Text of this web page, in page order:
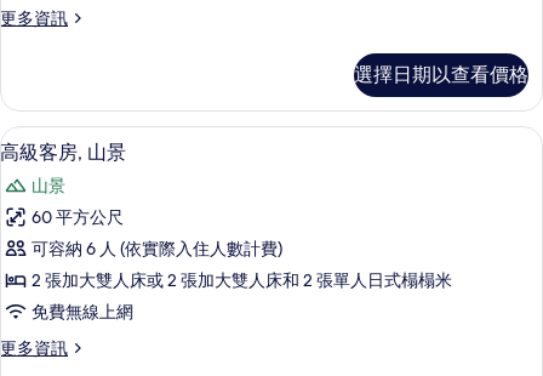
障
山
景
的
所
有
相
片
更多資訊
更
客
房,
無
礙,
山
景
的
詳
情
選擇日期以查看價格
顯
示
高
級
客
房,
景
10
高級客房, 山景
山景
60 平方公尺
可容納 6 人 (依實際入住人數計費)
2 張加大雙人床或 2 張加大雙人床和 2 張單人日式榻榻米
免費無線上網
更多資訊
更